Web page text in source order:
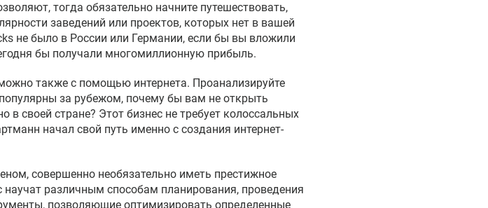
тогда обязательно начните путешествовать,
заведений или проектов, которых нет в вашей
не было в России или Германии, если бы вы вложили
бы получали многомиллионную прибыль.
также с помощью интернета. Проанализируйте
за рубежом, почему бы вам не открыть
в своей стране? Этот бизнес не требует колоссальных
начал свой путь именно с создания интернет-
совершенно необязательно иметь престижное
научат различным способам планирования, проведения
позволяющие оптимизировать определенные